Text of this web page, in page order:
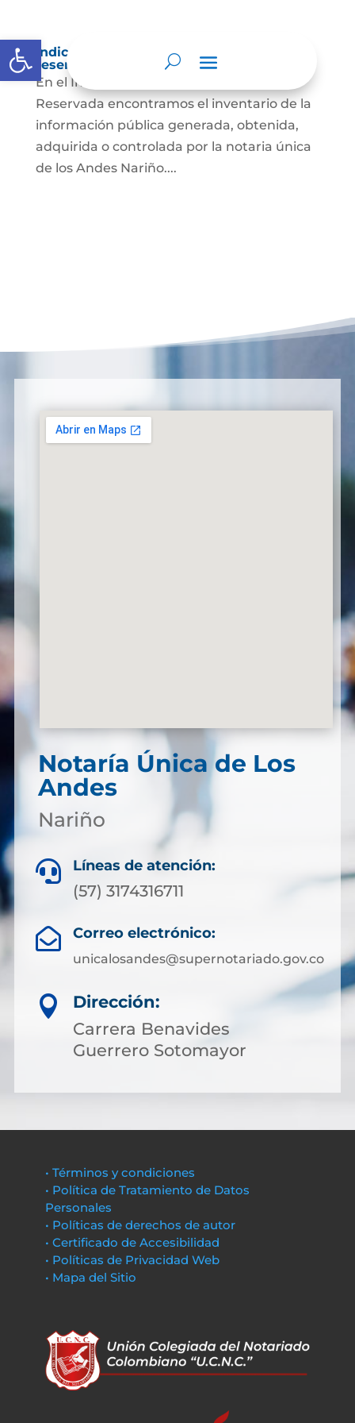
Abrir barra de herramientas
Índice de información clasificada y
reservada
En el Índice de Información Clasificada y
Reservada encontramos el inventario de la
información pública generada, obtenida,
adquirida o controlada por la notaria única
de los Andes Nariño....
Notaría Única de Los
Andes
Nariño
 Líneas de atención:
(57) 3174316711
 Correo electrónico:
unicalosandes@supernotariado.gov.co

Dirección:
Carrera Benavides
Guerrero Sotomayor
• Términos y condiciones
• Política de Tratamiento de Datos
Personales
• Políticas de derechos de autor
• Certificado de Accesibilidad
• Políticas de Privacidad Web
• Mapa del Sitio